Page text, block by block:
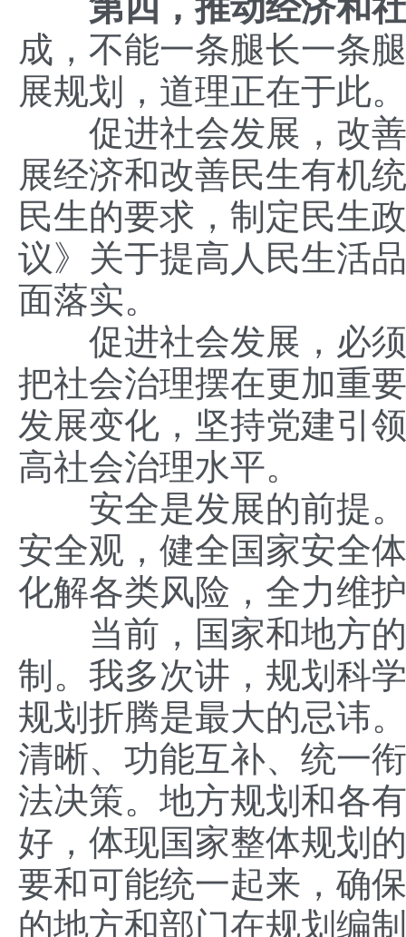
成，不能一条腿长一条
展规划，道理正在于此。
促进社会发展，改善
展经济和改善民生有机
民生的要求，制定民生
议》关于提高人民生活
面落实。
促进社会发展，必须
把社会治理摆在更加重
发展变化，坚持党建引
高社会治理水平。
安全是发展的前提。
安全观，健全国家安全
化解各类风险，全力维
当前，国家和地方的
制。我多次讲，规划科
规划折腾是最大的忌讳
清晰、功能互补、统一
法决策。地方规划和各
好，体现国家整体规划
要和可能统一起来，确
的地方和部门在规划编